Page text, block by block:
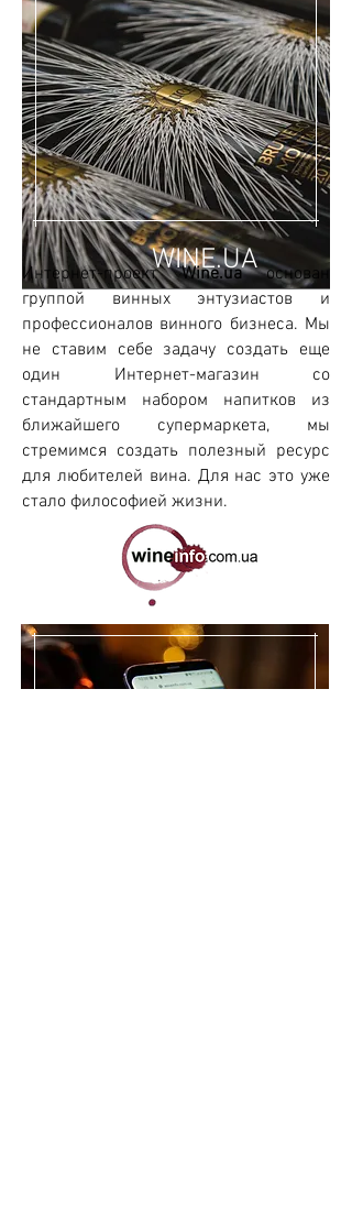
WINE.UA
Интернет-проектWine.uaоснован
группой винных энтузиастов и
профессионалов винного бизнеса. Мы
не ставим себе задачу создать еще
один Интернет-магазин со
стандартным набором напитков из
ближайшего супермаркета, мы
стремимся создать полезный ресурс
для любителей вина. Для нас это уже
стало философией жизни.